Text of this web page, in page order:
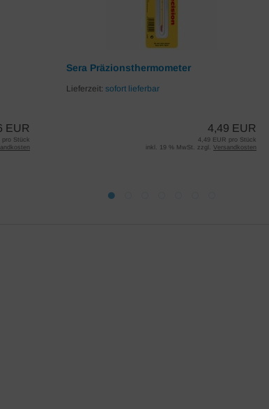
EUR
pro Stück
Sera Präzionsthermometer
Lieferzeit: sofort lieferbar
4,49 EUR
4,49 EUR pro Stück
inkl. 19 % MwSt. zzgl. Versandkosten